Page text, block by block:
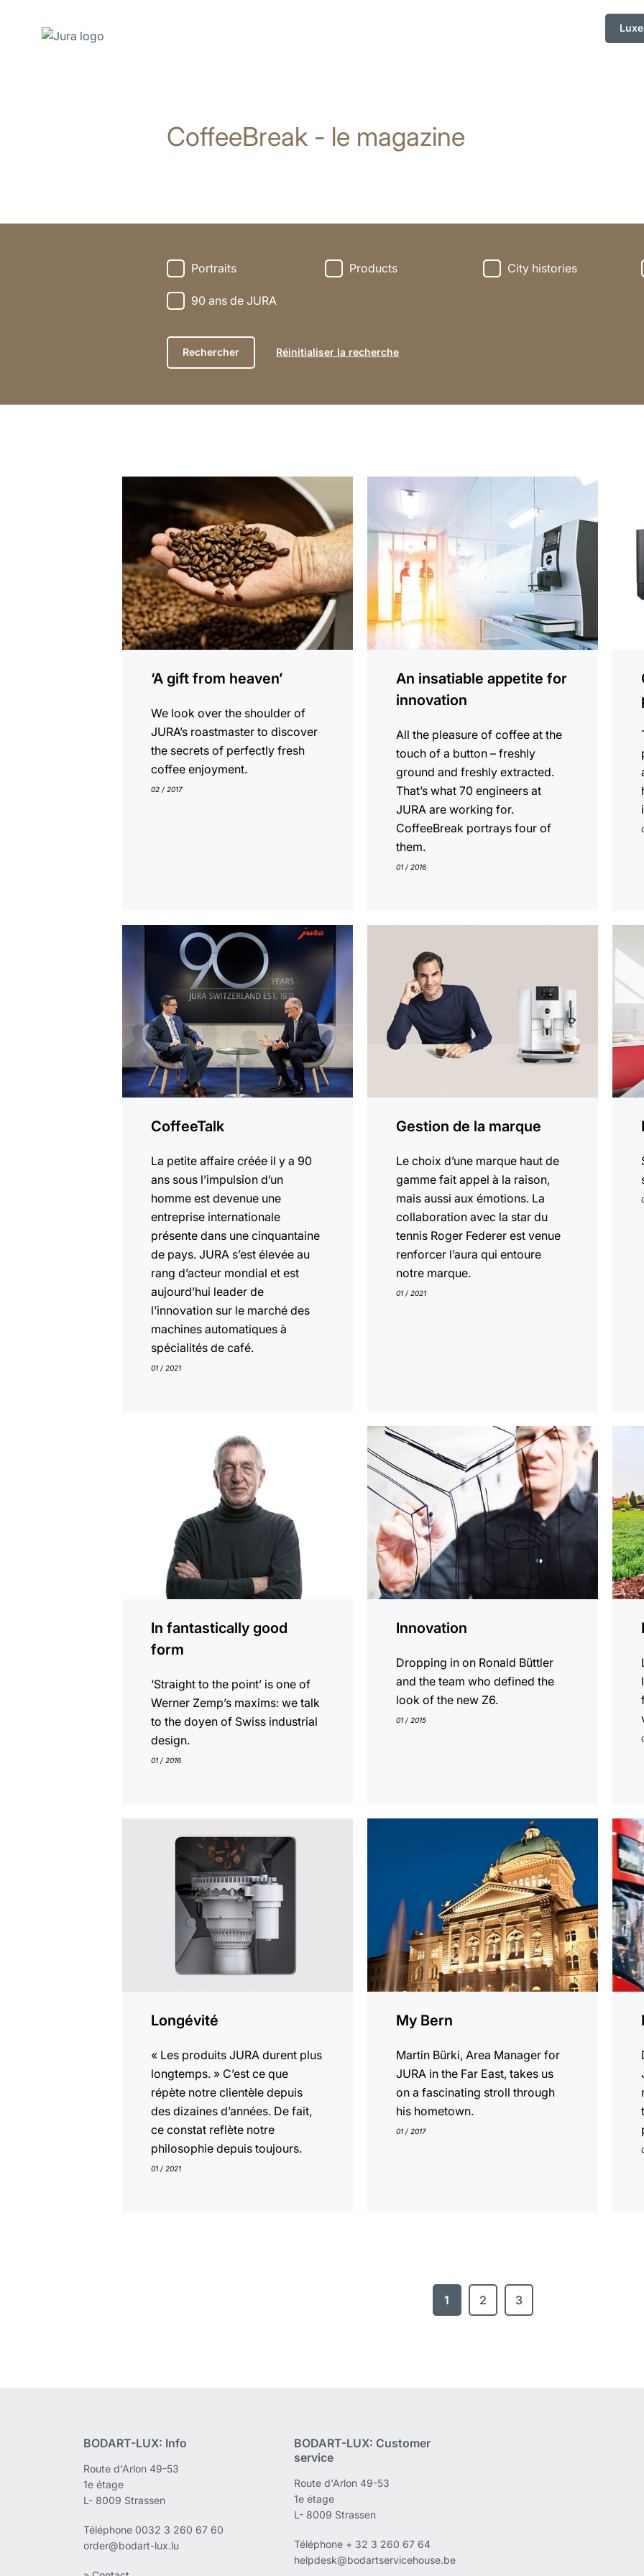
CoffeeBreak - le magazine
Portraits Products City histories
90 ans de JURA
Réinitialiser la recherche
‘A gift from heaven’
We look over the shoulder of
JURA’s roastmaster to discover
the secrets of perfectly fresh
coffee enjoyment.
02 / 2017
savoir
An insatiable appetite for
innovation
All the pleasure of coffee at the
touch of a button – freshly
ground and freshly extracted.
That’s what 70 engineers at
JURA are working for.
CoffeeBreak portrays four of
them.
01 / 2016
CoffeeTalk
La petite affaire créée il y a 90
ans sous l’impulsion d’un
homme est devenue une
entreprise internationale
présente dans une cinquantaine
de pays. JURA s’est élevée au
rang d’acteur mondial et est
aujourd’hui leader de
l’innovation sur le marché des
machines automatiques à
spécialités de café.
01 / 2021
En
Gestion de la marque
Le choix d’une marque haut de
gamme fait appel à la raison,
mais aussi aux émotions. La
collaboration avec la star du
tennis Roger Federer est venue
renforcer l’aura qui entoure
notre marque.
01 / 2021
In fantastically good
form
‘Straight to the point’ is one of
Werner Zemp’s maxims: we talk
to the doyen of Swiss industrial
design.
01 / 2016
Innovation
Dropping in on Ronald Büttler
and the team who defined the
look of the new Z6.
01 / 2015
En
savoir
plus
Longévité
« Les produits JURA durent plus
longtemps. » C’est ce que
répète notre clientèle depuis
des dizaines d’années. De fait,
ce constat reflète notre
philosophie depuis toujours.
01 / 2021
My Bern
Martin Bürki, Area Manager for
JURA in the Far East, takes us
on a fascinating stroll through
his hometown.
01 / 2017
En
plus
1 2 3
BODART-LUX: Info
Route d'Arlon 49-53
1e étage
L- 8009 Strassen
Téléphone 0032 3 260 67 60
order@bodart-lux.lu
BODART-LUX: Customer
service
Route d'Arlon 49-53
1e étage
L- 8009 Strassen
Téléphone + 32 3 260 67 64
helpdesk@bodartservicehouse.be